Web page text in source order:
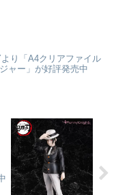
り「A4クリアファイル
ャー」が好評発売中